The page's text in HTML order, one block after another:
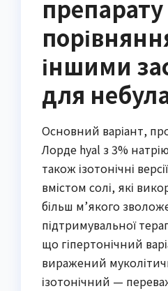
препарату
іншими
для
Основний варіант,
Лорде hyal з 3%
також ізотонічні
вмістом солі, які
більш м’якого
підтримувальної
що гіпертонічний
виражений
ізотонічний —